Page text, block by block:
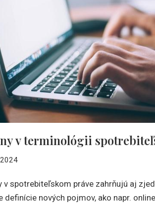
v terminológii
v spotrebiteľskom práve zahrňujú aj
definície nových pojmov, ako napr.